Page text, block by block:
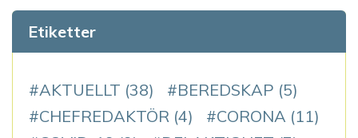
Etiketter
AKTUELLT (38) BEREDSKAP (5)
CHEFREDAKTÖR (4) CORONA (11)